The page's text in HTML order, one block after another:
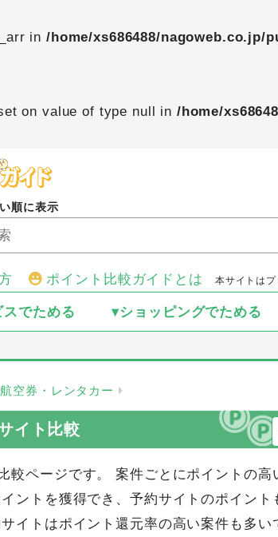
in /home/xs686488/
on value of type null in /home/
順に表示
ポイント比較ガイドとは 本サイトはプ
スでためる ▾ショッピングでためる
空券・レンタカー
イト比較
較ページです。 案件ごとにポイントの高
ントを獲得でき、予約サイトのポイント
イトはポイント還元率の高い案件も多い